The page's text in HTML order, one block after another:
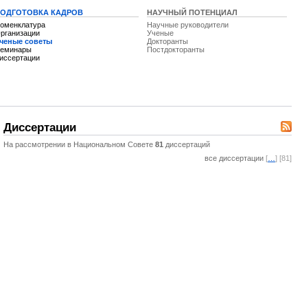
КАДРОВ
советы
НАУЧНЫЙ ПОТЕНЦИАЛ
Научные руководители
Ученые
Докторанты
Постдокторанты
Диссертации
На рассмотрении в Национальном Совете 81 диссертаций
все диссертации [ ] [81]